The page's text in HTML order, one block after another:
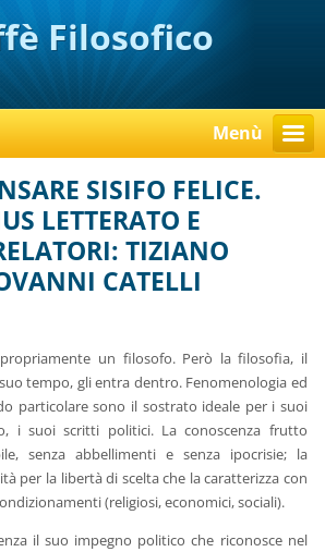
Filosofico
Menù
SISIFO FELICE.
LETTERATO E
TIZIANO
CATELLI
un filosofo. Però la filosofia, il
tempo, gli entra dentro. Fenomenologia ed
particolare sono il sostrato ideale per i suoi
i suoi scritti politici. La conoscenza frutto
senza abbellimenti e senza ipocrisie; la
per la libertà di scelta che la caratterizza con
(religiosi, economici, sociali).
il suo impegno politico che riconosce nel